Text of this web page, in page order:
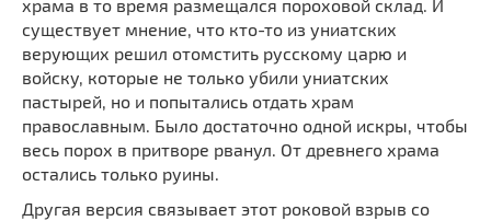
храма в то время размещался пороховой склад. И
существует мнение, что кто-то из униатских
верующих решил отомстить русскому царю и
войску, которые не только убили униатских
пастырей, но и попытались отдать храм
православным. Было достаточно одной искры, чтобы
весь порох в притворе рванул. От древнего храма
остались только руины.
Другая версия связывает этот роковой взрыв со